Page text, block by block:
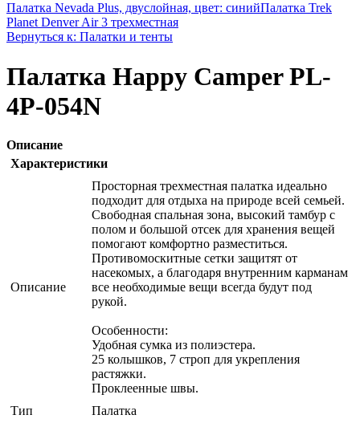
Палатка Nevada Plus, двуслойная, цвет: синийПалатка Trek
Planet Denver Air 3 трехместная
Вернуться к: Палатки и тенты
Палатка Happy Camper PL-
4P-054N
Описание
Характеристики
Описание
Просторная трехместная палатка идеально
подходит для отдыха на природе всей семьей.
Свободная спальная зона, высокий тамбур с
полом и большой отсек для хранения вещей
помогают комфортно разместиться.
Противомоскитные сетки защитят от
насекомых, а благодаря внутренним карманам
все необходимые вещи всегда будут под
рукой.
Особенности:
Удобная сумка из полиэстера.
25 колышков, 7 строп для укрепления
растяжки.
Проклеенные швы.
Тип
Палатка